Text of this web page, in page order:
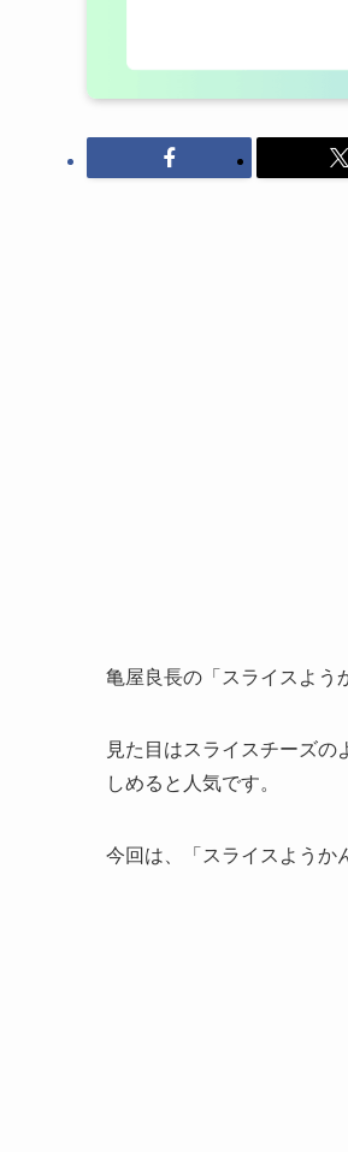
亀屋良長の「スライスよう
見た目はスライスチーズ
しめると人気です。
今回は、「スライスようか